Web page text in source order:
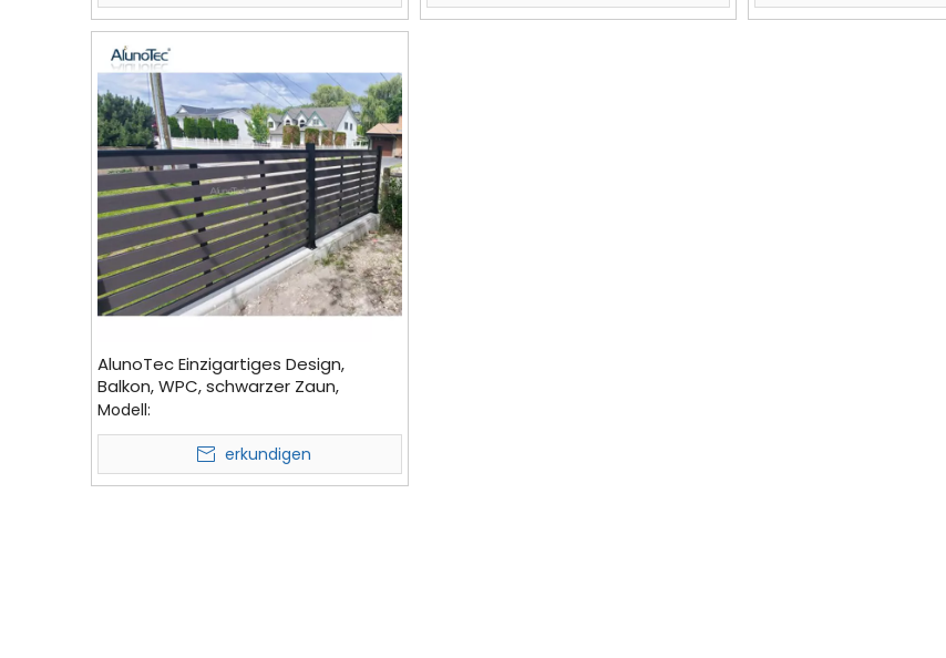
AlunoTec Einzigartiges Design,
Balkon, WPC, schwarzer Zaun,
Lamellen, vertikaler Zaun für den
Garten
Modell:
erkundigen